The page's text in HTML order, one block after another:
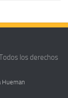
los derechos
Hueman